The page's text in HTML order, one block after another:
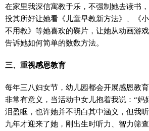
在家里我深信寓教于乐，不强制她去读书
投其所好让她看《儿童早教新方法》、《
不用教》等她喜欢的碟片，让她从动画游
告诉她如何简单的数数方法。
三、重视感恩教育
每年三八妇女节，幼儿园都会开展感恩教
非常有意义，当活动中女儿抱着我说：“妈
泪盈眶，也许她并不明白其中涵义，但我
九年才迎来了她，刚出生时听力、智力筛